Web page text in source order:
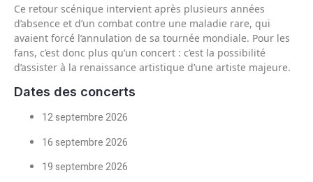
Ce retour scénique intervient après plusieurs années
d’absence et d’un combat contre une maladie rare, qui
avaient forcé l’annulation de sa tournée mondiale. Pour les
fans, c’est donc plus qu’un concert : c’est la possibilité
d’assister à la renaissance artistique d’une artiste majeure.
Dates des concerts
12 septembre 2026
16 septembre 2026
19 septembre 2026